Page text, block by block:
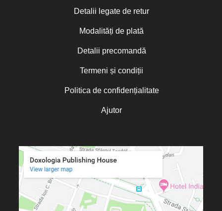
Detalii legate de retur
Modalități de plată
Detalii precomandă
Termeni și condiții
Politica de confidențialitate
Ajutor